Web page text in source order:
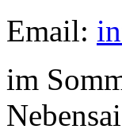
Email:
im